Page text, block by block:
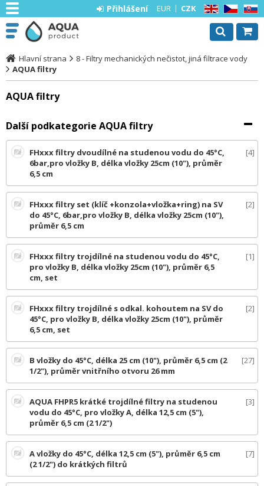
EN CZ SK
EUR CZK
Přihlášení
Hlavní strana
8 - Filtry mechanických nečistot, jiná filtrace vody
AQUA filtry
AQUA filtry
Další podkategorie AQUA filtry
FHxxx filtry dvoudílné na studenou vodu do 45°C,
6bar,pro vložky B, délka vložky 25cm (10"), průměr
6,5 cm
4
FHxxx filtry set (klíč +konzola+vložka+ring) na SV
do 45°C, 6bar,pro vložky B, délka vložky 25cm (10"),
průměr 6,5 cm
2
FHxxx filtry trojdílné na studenou vodu do 45°C,
pro vložky B, délka vložky 25cm (10"), průměr 6,5
cm, set
1
FHxxx filtry trojdílné s odkal. kohoutem na SV do
45°C, pro vložky B, délka vložky 25cm (10"), průměr
6,5 cm, set
2
B vložky do 45°C, délka 25 cm (10"), průměr 6,5 cm (2
1/2"), průměr vnitřního otvoru 26 mm
27
AQUA FHPR5 krátké trojdílné filtry na studenou
vodu do 45°C, pro vložky A, délka 12,5 cm (5"),
průměr 6,5 cm (2 1/2")
3
A vložky do 45°C, délka 12,5 cm (5"), průměr 6,5 cm
(2 1/2") do krátkých filtrů
7